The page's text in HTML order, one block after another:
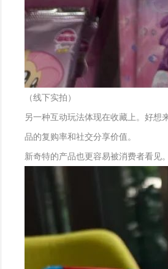
（线下实拍）
另一种互动玩法体现在收藏上。好想
品的复购率和社交分享价值。
新奇特的产品也更容易被消费者看见。